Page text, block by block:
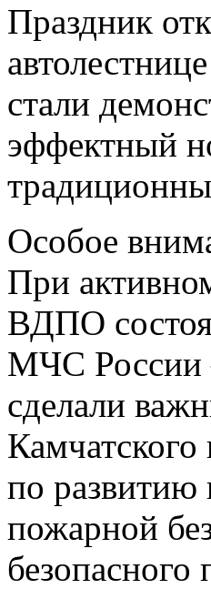
Праздник
стали
эффектный
Особое
При
ВДПО
МЧС России
сделали
по развитию
пожарной